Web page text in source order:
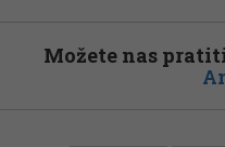
Možete nas